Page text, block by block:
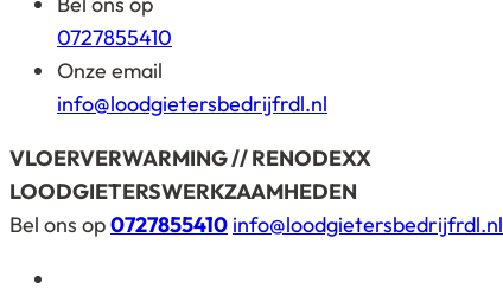
0727855410
Onze email
info@loodgietersbedrijfrdl.nl
VLOERVERWARMING // RENODEXX
LOODGIETERSWERKZAAMHEDEN
Bel ons op0727855410 info@loodgietersbedrijfrdl.nl